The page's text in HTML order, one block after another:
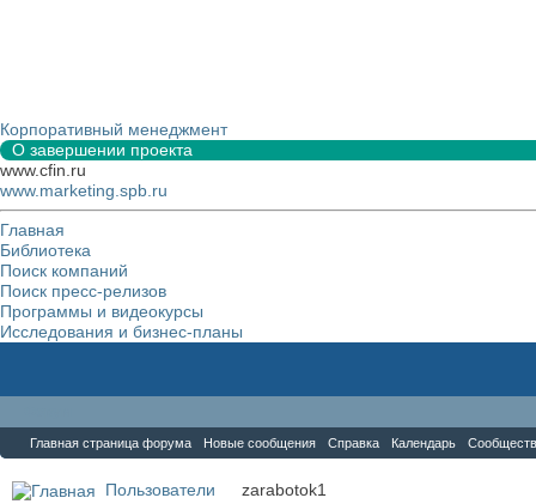
Корпоративный менеджмент
О завершении проекта
www.cfin.ru
www.marketing.spb.ru
Главная
Библиотека
Поиск компаний
Поиск пресс-релизов
Программы и видеокурсы
Исследования и бизнес-планы
Главная страница форума Новые сообщения Справка Календарь
Пользователи zarabotok1